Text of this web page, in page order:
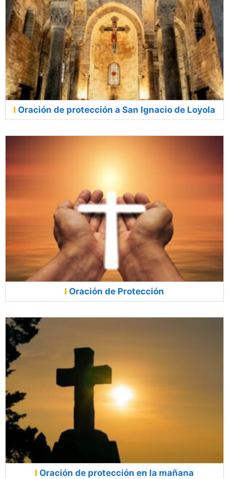
Oración de protección a San Ignacio de Loyola
Oración de Protección
Oración de protección en la mañana